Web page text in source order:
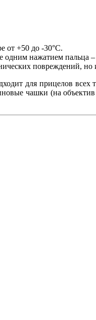
от +50 до -30°С.
одним нажатием пальца
повреждений, но
для прицелов всех
чашки (на